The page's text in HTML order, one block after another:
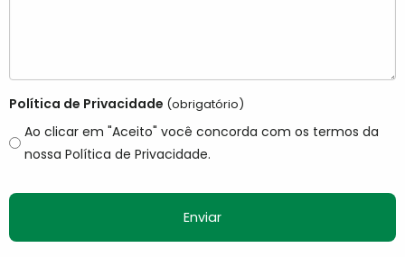
Política de Privacidade (obrigatório)
Ao clicar em "Aceito" você concorda com os termos da
nossa Política de Privacidade.